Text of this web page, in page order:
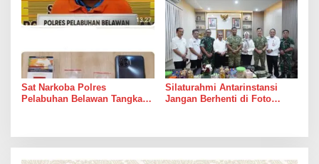
Sat Narkoba Polres
Pelabuhan Belawan Tangkap
Silaturahmi Antarinstansi
Jangan Berhenti di Foto